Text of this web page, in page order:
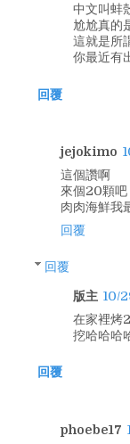
中文叫蚌
尬尬真的
這就是所
你最近有
回覆
jejokimo
這個讚啊
來個20顆吧
肉肉海鮮我
回覆
回覆
版主 10/
在家裡烤
挖哈哈哈
回覆
phoebe17